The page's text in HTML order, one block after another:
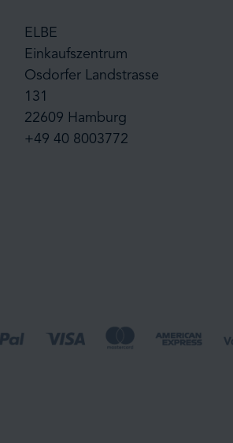
ELBE
Einkaufszentrum
Osdorfer Landstrasse
131
22609 Hamburg
+49 40 8003772